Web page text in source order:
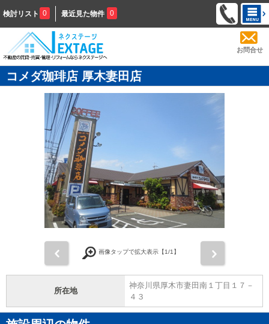
検討リスト 0 最近見た物件 0
お問合せ
コメダ珈琲店 厚木妻田店
画像タップで拡大表示【1/1】
所在地
神奈川県厚木市妻田南１丁目１７－
４３